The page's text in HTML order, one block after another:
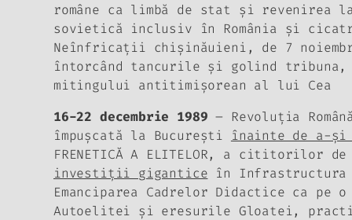
române ca limbă de stat şi revenirea
sovietică inclusiv în România şi
Neînfricaţii chişinăuieni, de 7
întorcând tancurile şi golind tribuna,
mitingului antitimişorean al lui Cea
16-22 decembrie 1989 – Revoluţia
împuşcată la Bucureşti
înainte de a-şi
FRENETICĂ A ELITELOR, a
investiţii gigantice în
Emanciparea Cadrelor Didactice ca
Autoelitei şi eresurile Gloatei,